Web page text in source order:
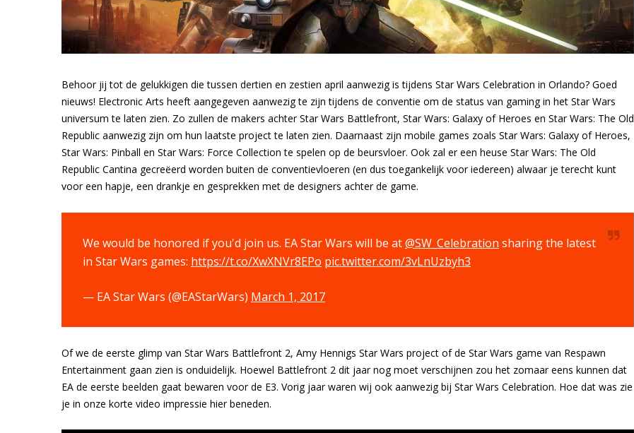
Behoor jij tot de gelukkigen die tussen dertien en zestien april aanwezig is tijdens Star Wars Celebration in Orlando? Goed
nieuws! Electronic Arts heeft aangegeven aanwezig te zijn tijdens de conventie om de status van gaming in het Star Wars
universum te laten zien. Zo zullen de makers achter Star Wars Battlefront, Star Wars: Galaxy of Heroes en Star Wars: The Old
Republic aanwezig zijn om hun laatste project te laten zien. Daarnaast zijn mobile games zoals Star Wars: Galaxy of Heroes,
Star Wars: Pinball en Star Wars: Force Collection te spelen op de beursvloer. Ook zal er een heuse Star Wars: The Old
Republic Cantina gecreëerd worden buiten de conventievloeren (en dus toegankelijk voor iedereen) alwaar je terecht kunt
voor een hapje, een drankje en gesprekken met de designers achter de game.
We would be honored if you'd join us. EA Star Wars will be at@SW_Celebration sharing the latest
in Star Wars games: https://t.co/XwXNVr8EPo pic.twitter.com/3vLnUzbyh3
— EA Star Wars (@EAStarWars) March 1, 2017
Of we de eerste glimp van Star Wars Battlefront 2, Amy Hennigs Star Wars project of de Star Wars game van Respawn
Entertainment gaan zien is onduidelijk. Hoewel Battlefront 2 dit jaar nog moet verschijnen zou het zomaar eens kunnen dat
EA de eerste beelden gaat bewaren voor de E3. Vorig jaar waren wij ook aanwezig bij Star Wars Celebration. Hoe dat was zie
je in onze korte video impressie hier beneden.